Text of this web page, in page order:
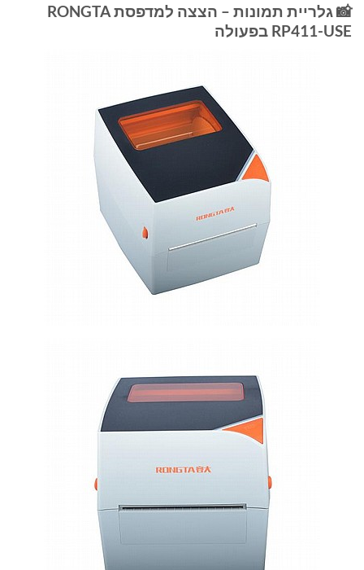
📸 גלריית תמונות – הצצה למדפסת RONGTA
RP411-USE בפעולה